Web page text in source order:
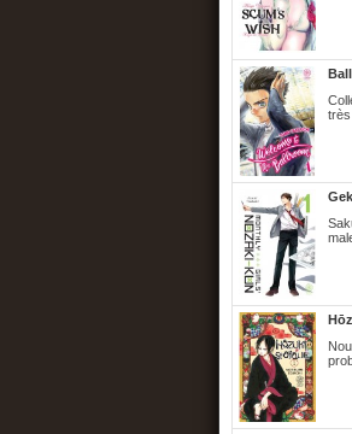
très